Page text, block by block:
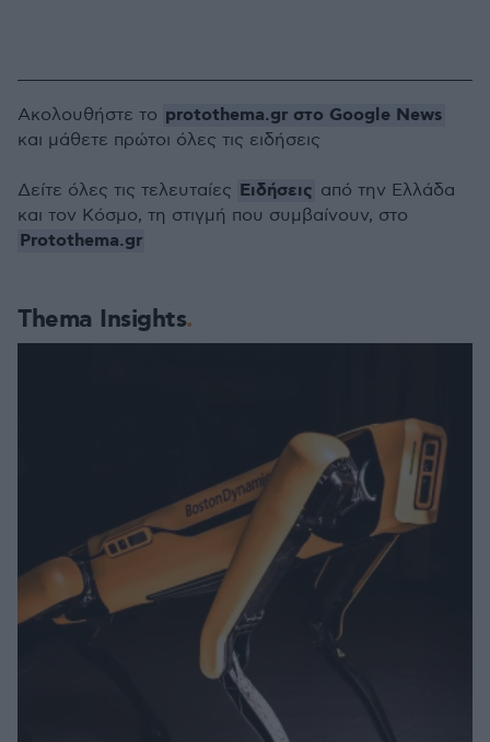
Thema Insights
Ακολουθήστε το protothema.gr στο Google News
και μάθετε πρώτοι όλες τις ειδήσεις
Δείτε όλες τις τελευταίες Ειδήσεις από την Ελλάδα
και τον Κόσμο, τη στιγμή που συμβαίνουν, στο
Protothema.gr